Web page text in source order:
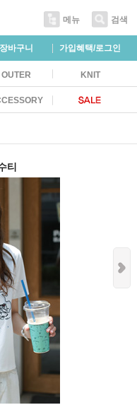
메뉴 검색
장바구니 가입혜택/로그인
OUTER KNIT
티